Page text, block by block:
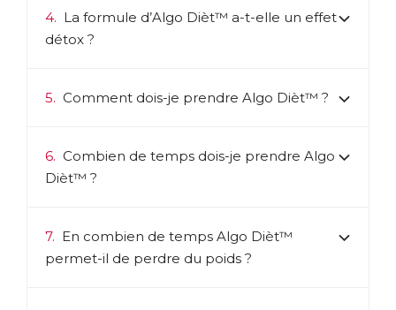
Télécharger la fiche produit
4. La formule d’Algo Dièt™ a-t-elle un effet
détox ?
5. Comment dois-je prendre Algo Dièt™ ?
6. Combien de temps dois-je prendre Algo
Dièt™ ?
7. En combien de temps Algo Dièt™
permet-il de perdre du poids ?